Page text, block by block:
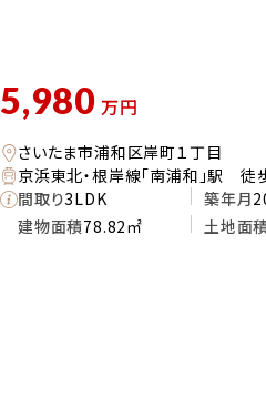
5,980 万円
さいたま市浦和区岸町１丁目
京浜東北・根岸線「南浦和」駅 徒
間取り3LDK 築年月
建物面積78.82㎡ 土地面